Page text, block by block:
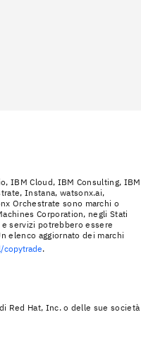
IBM Cloud, IBM Consulting, IBM
Instana, watsonx.ai,
Orchestrate sono marchi o
Corporation, negli Stati
servizi potrebbero essere
elenco aggiornato dei marchi
copytrade.
Red Hat, Inc. o delle sue società